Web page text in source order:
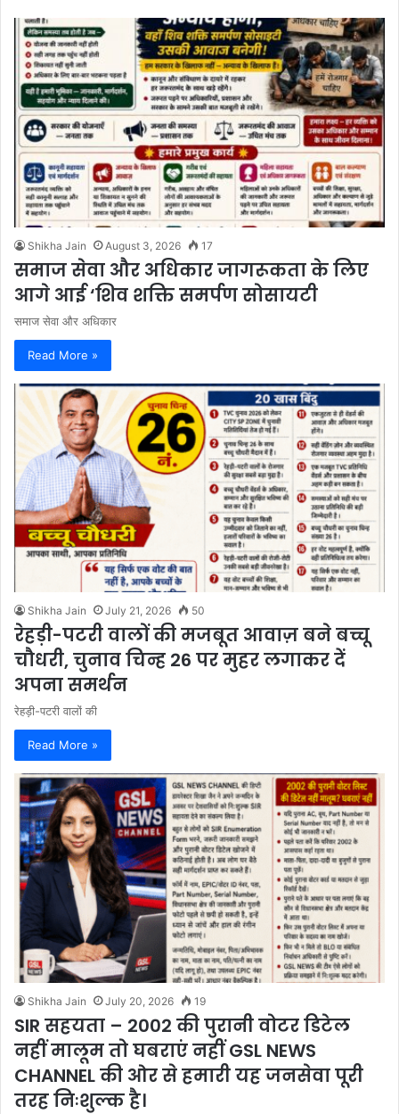
Shikha Jain August 3, 2026 17
समाज सेवा और अधिकार जागरूकता के लिए
आगे आई ‘शिव शक्ति समर्पण सोसायटी
समाज सेवा और अधिकार
Read More »
Shikha Jain July 21, 2026 50
रेहड़ी-पटरी वालों की मजबूत आवाज़ बने बच्चू
चौधरी, चुनाव चिन्ह 26 पर मुहर लगाकर दें
अपना समर्थन
रेहड़ी-पटरी वालों की
Read More »
Shikha Jain July 20, 2026 19
SIR सहयता – 2002 की पुरानी वोटर डिटेल
नहीं मालूम तो घबराएं नहीं GSL NEWS
CHANNEL की ओर से हमारी यह जनसेवा पूरी
तरह निःशुल्क है।